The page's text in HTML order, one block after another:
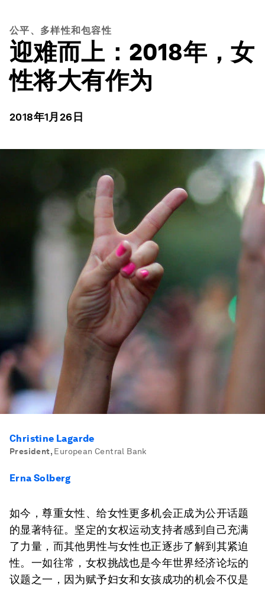
公平、多样性和包容性
迎难而上：2018年，女
性将大有作为
2018年1月26日
Christine Lagarde
President, European Central Bank
Erna Solberg
如今，尊重女性、给女性更多机会正成为公开话题
的显著特征。坚定的女权运动支持者感到自己充满
了力量，而其他男性与女性也正逐步了解到其紧迫
性。一如往常，女权挑战也是今年世界经济论坛的
议题之一，因为赋予妇女和女孩成功的机会不仅是